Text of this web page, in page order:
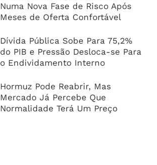
Numa Nova Fase de Risco Após
Meses de Oferta Confortável
Dívida Pública Sobe Para 75,2%
do PIB e Pressão Desloca-se Para
o Endividamento Interno
Hormuz Pode Reabrir, Mas
Mercado Já Percebe Que
Normalidade Terá Um Preço